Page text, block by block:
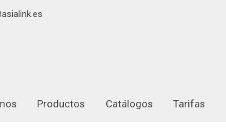
Productos Catálogos Tarifas